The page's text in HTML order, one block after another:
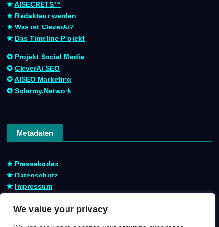
We value your privacy
✭AISECRETS™
✭ Redakteur werden
✭Was ist CleverAi?
✭ Das Timeline Projekt
✪ Projekt Social Media
✪CleverAi SEO
✪AISEO Marketing
✪Solarmy.Network
Metadaten
✭ Pressekodex
✭ Datenschutz
✭ Impressum